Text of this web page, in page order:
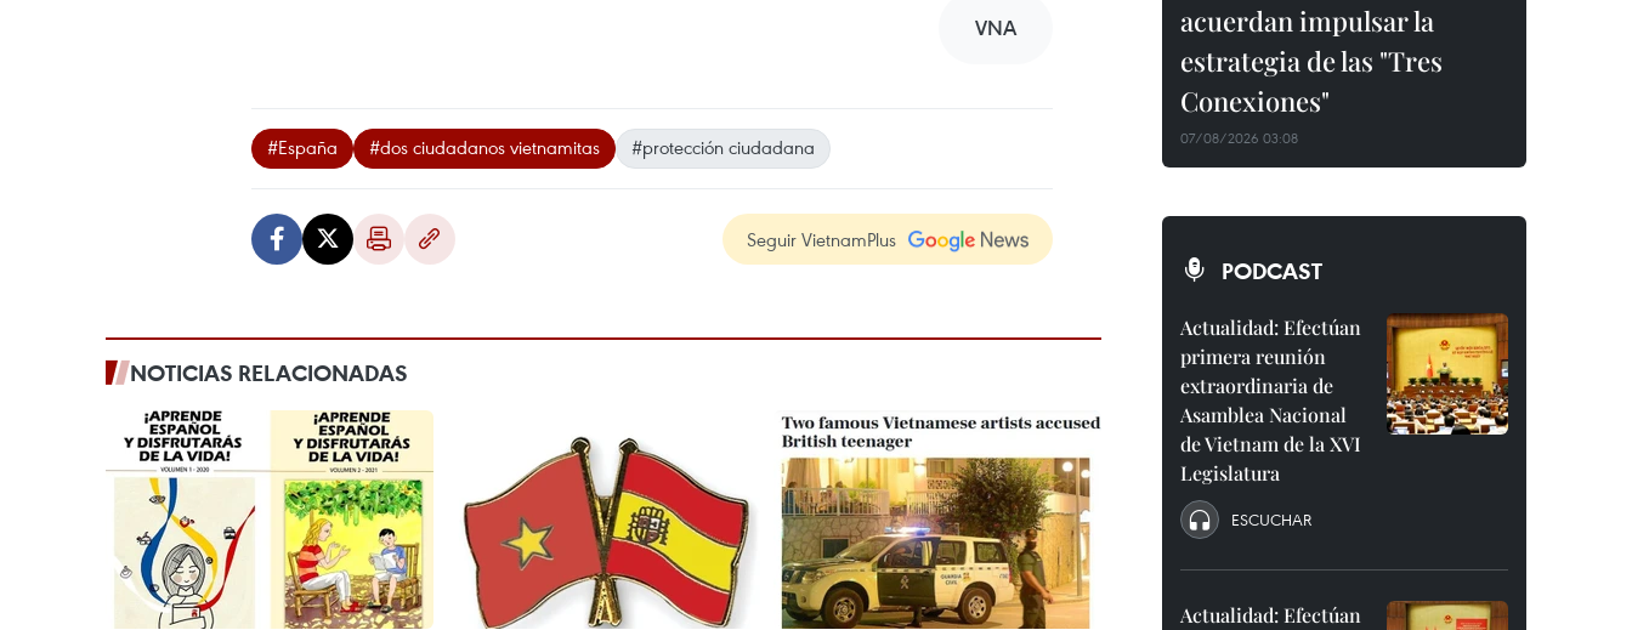
VNA
#España #dos ciudadanos vietnamitas #protección ciudadana
Seguir VietnamPlus
NOTICIAS RELACIONADAS
acuerdan impulsar la
estrategia de las "Tres
Conexiones"
07/08/2026 03:08
PODCAST
Actualidad: Efectúan
primera reunión
extraordinaria de
Asamblea Nacional
de Vietnam de la XVI
Legislatura
ESCUCHAR
Actualidad: Efectúan